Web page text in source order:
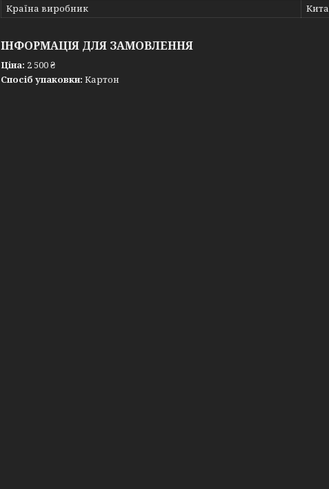
Країна виробник
ІНФОРМАЦІЯ ДЛЯ ЗАМОВЛЕННЯ
Ціна: 2 500 ₴
Спосіб упаковки: Картон